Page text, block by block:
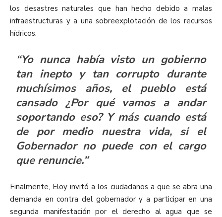
los desastres naturales que han hecho debido a malas
infraestructuras y a una sobreexplotación de los recursos
hídricos.
“Yo nunca había visto un gobierno
tan inepto y tan corrupto durante
muchísimos años, el pueblo está
cansado ¿Por qué vamos a andar
soportando eso? Y más cuando está
de por medio nuestra vida, si el
Gobernador no puede con el cargo
que renuncie.”
Finalmente, Eloy invitó a los ciudadanos a que se abra una
demanda en contra del gobernador y a participar en una
segunda manifestación por el derecho al agua que se